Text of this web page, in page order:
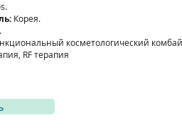
Корея.
косметологический
RF терапия